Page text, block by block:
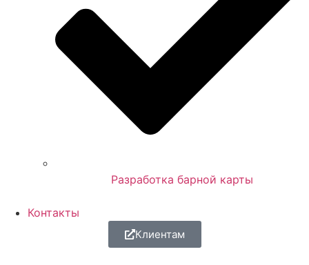
Разработка барной карты
Контакты
Клиентам